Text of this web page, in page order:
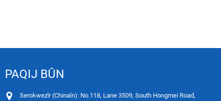
PAQIJ BÛN
Serokwezîr (Chinaîn): No.118, Lane 3509, South Hongmei Road,